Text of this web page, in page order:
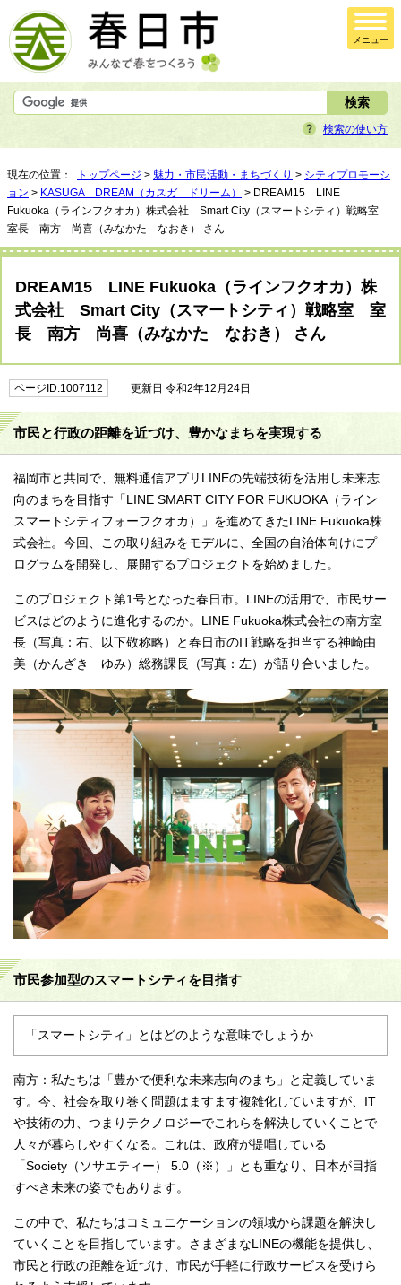
メニュー
検索の使い方
現在の位置： トップページ > 魅力・市民活動・まちづくり > シティプロモーシ
ョン > KASUGA DREAM（カスガ ドリーム）
> DREAM15 LINE
Fukuoka（ラインフクオカ）株式会社 Smart City（スマートシティ）戦略室
室長 南方 尚喜（みなかた なおき） さん
DREAM15 LINE Fukuoka（ラインフクオカ）株
式会社 Smart City（スマートシティ）戦略室 室
長 南方 尚喜（みなかた なおき） さん
ページID:1007112 更新日 令和2年12月24日
市民と行政の距離を近づけ、豊かなまちを実現する
福岡市と共同で、無料通信アプリLINEの先端技術を活用し未来志
向のまちを目指す「LINE SMART CITY FOR FUKUOKA（ライン
スマートシティフォーフクオカ）」を進めてきたLINE Fukuoka株
式会社。今回、この取り組みをモデルに、全国の自治体向けにプ
ログラムを開発し、展開するプロジェクトを始めました。
このプロジェクト第1号となった春日市。LINEの活用で、市民サー
ビスはどのように進化するのか。LINE Fukuoka株式会社の南方室
長（写真：右、以下敬称略）と春日市のIT戦略を担当する神崎由
美（かんざき ゆみ）総務課長（写真：左）が語り合いました。
市民参加型のスマートシティを目指す
「スマートシティ」とはどのような意味でしょうか
南方：私たちは「豊かで便利な未来志向のまち」と定義していま
す。今、社会を取り巻く問題はますます複雑化していますが、IT
や技術の力、つまりテクノロジーでこれらを解決していくことで
人々が暮らしやすくなる。これは、政府が提唱している
「Society（ソサエティー） 5.0（※）」とも重なり、日本が目指
すべき未来の姿でもあります。
この中で、私たちはコミュニケーションの領域から課題を解決し
ていくことを目指しています。さまざまなLINEの機能を提供し、
市民と行政の距離を近づけ、市民が手軽に行政サービスを受けら